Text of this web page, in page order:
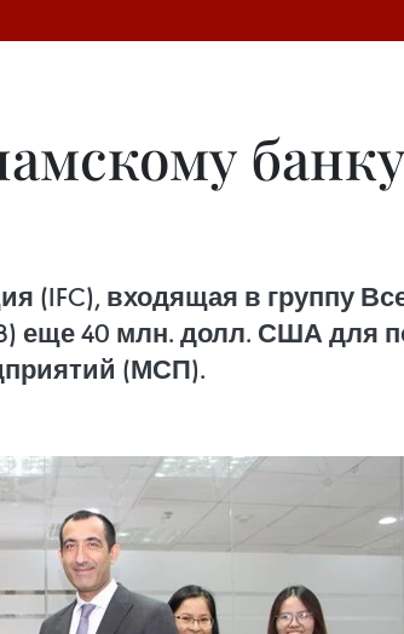
(IFC), входящая в группу
еще 40 млн. долл. США для
(МСП).